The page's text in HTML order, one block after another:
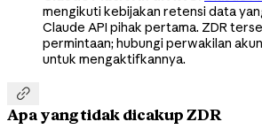
mengikuti kebijakan retensi data
Claude API pihak pertama. ZDR
permintaan; hubungi perwakilan
untuk mengaktifkannya.

Apa yang tidak dicakup ZDR